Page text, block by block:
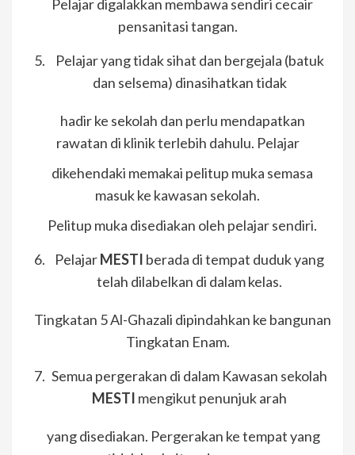
Pelajar digalakkan membawa sendiri cecair
pensanitasi tangan.
Pelajar yang tidak sihat dan bergejala (batuk
dan selsema) dinasihatkan tidak
hadir ke sekolah dan perlu mendapatkan
rawatan di klinik terlebih dahulu. Pelajar
dikehendaki memakai pelitup muka semasa
masuk ke kawasan sekolah.
Pelitup muka disediakan oleh pelajar sendiri.
PelajarMESTI berada di tempat duduk yang
telah dilabelkan di dalam kelas.
Tingkatan 5 Al-Ghazali dipindahkan ke bangunan
Tingkatan Enam.
Semua pergerakan di dalam Kawasan sekolah
MESTI mengikut penunjuk arah
yang disediakan. Pergerakan ke tempat yang